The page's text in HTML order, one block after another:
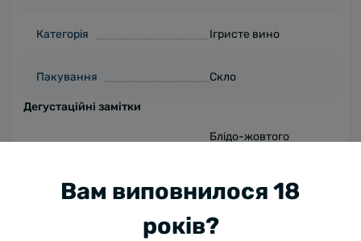
Категорія Ігристе вино
Пакування Скло
Дегустаційні замітки
Блідо-жовтого
яблуко та груша.
Вам виповнилося 18
років?